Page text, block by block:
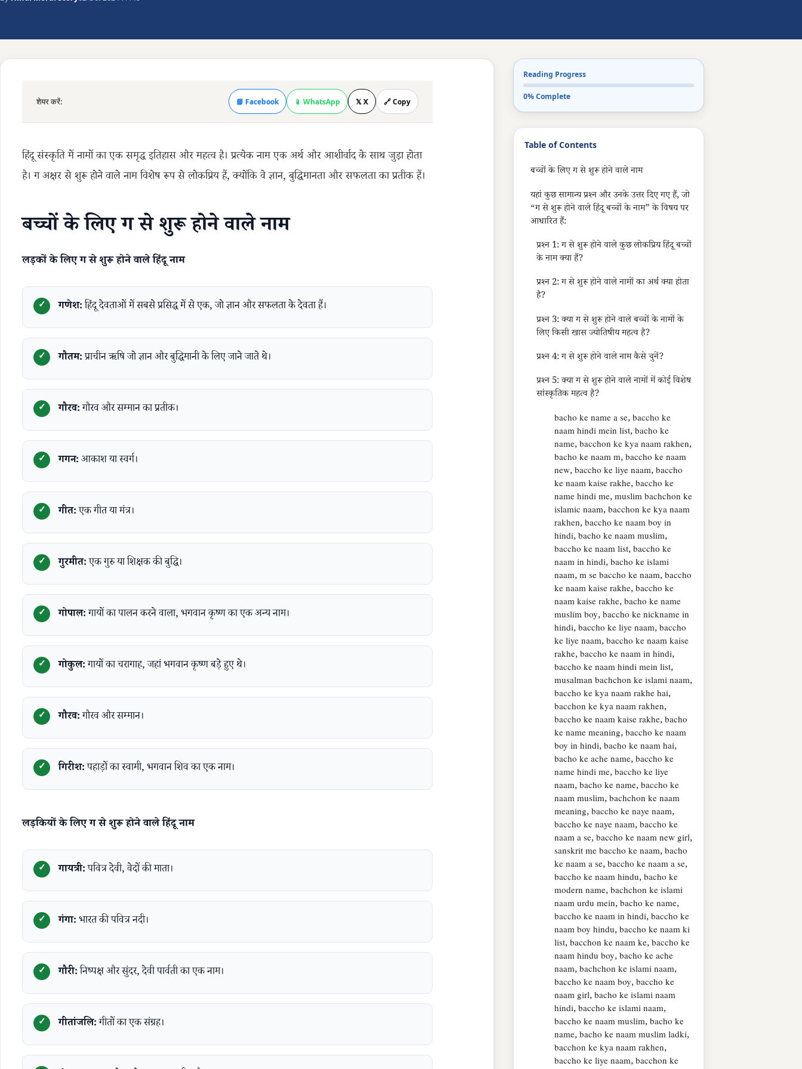
शेयर करें: 📘 Facebook 📱 WhatsApp 𝕏 X 🔗 Copy
हिंदू संस्कृति में नामों का एक समृद्ध इतिहास और महत्व है। प्रत्येक नाम एक अर्थ और आशीर्वाद के साथ जुड़ा होता
है। ग अक्षर से शुरू होने वाले नाम विशेष रूप से लोकप्रिय हैं, क्योंकि वे ज्ञान, बुद्धिमानता और सफलता का प्रतीक हैं।
बच्चों के लिए ग से शुरू होने वाले नाम
लड़कों के लिए ग से शुरू होने वाले हिंदू नाम
गणेश:हिंदू देवताओं में सबसे प्रसिद्ध में से एक, जो ज्ञान और सफलता के देवता हैं।
गौतम:प्राचीन ऋषि जो ज्ञान और बुद्धिमानी के लिए जाने जाते थे।
गौरव:गौरव और सम्मान का प्रतीक।
गगन:आकाश या स्वर्ग।
गीत:एक गीत या मंत्र।
गुरमीत:एक गुरु या शिक्षक की बुद्धि।
गोपाल:गायों का पालन करने वाला, भगवान कृष्ण का एक अन्य नाम।
गोकुल:गायों का चरागाह, जहां भगवान कृष्ण बड़े हुए थे।
गौरव:गौरव और सम्मान।
गिरीश:पहाड़ों का स्वामी, भगवान शिव का एक नाम।
लड़कियों के लिए ग से शुरू होने वाले हिंदू नाम
गायत्री:पवित्र देवी, वेदों की माता।
गंगा:भारत की पवित्र नदी।
गौरी:निष्पक्ष और सुंदर, देवी पार्वती का एक नाम।
गीतांजलि:गीतों का एक संग्रह।
Reading Progress
0% Complete
Table of Contents
बच्चों के लिए ग से शुरू होने वाले नाम
यहां कुछ सामान्य प्रश्न और उनके उत्तर दिए गए हैं, जो
“ग से शुरू होने वाले हिंदू बच्चों के नाम” के विषय पर
आधारित हैं:
प्रश्न 1: ग से शुरू होने वाले कुछ लोकप्रिय हिंदू बच्चों
के नाम क्या हैं?
प्रश्न 2: ग से शुरू होने वाले नामों का अर्थ क्या होता
है?
प्रश्न 3: क्या ग से शुरू होने वाले बच्चों के नामों के
लिए किसी खास ज्योतिषीय महत्व है?
प्रश्न 4: ग से शुरू होने वाले नाम कैसे चुनें?
प्रश्न 5: क्या ग से शुरू होने वाले नामों में कोई विशेष
सांस्कृतिक महत्व है?
bacho ke name a se, baccho ke
naam hindi mein list, bacho ke
name, bacchon ke kya naam rakhen,
bacho ke naam m, baccho ke naam
new, baccho ke liye naam, baccho
ke naam kaise rakhe, baccho ke
name hindi me, muslim bachchon ke
islamic naam, bacchon ke kya naam
rakhen, baccho ke naam boy in
hindi, bacho ke naam muslim,
baccho ke naam list, baccho ke
naam in hindi, bacho ke islami
naam, m se baccho ke naam, baccho
ke naam kaise rakhe, baccho ke
naam kaise rakhe, bacho ke name
muslim boy, baccho ke nickname in
hindi, baccho ke liye naam, baccho
ke liye naam, baccho ke naam kaise
rakhe, baccho ke naam in hindi,
baccho ke naam hindi mein list,
musalman bachchon ke islami naam,
baccho ke kya naam rakhe hai,
bacchon ke kya naam rakhen,
baccho ke naam kaise rakhe, bacho
ke name meaning, baccho ke naam
boy in hindi, bacho ke naam hai,
bacho ke ache name, baccho ke
name hindi me, baccho ke liye
naam, bacho ke name, baccho ke
naam muslim, bachchon ke naam
meaning, baccho ke naye naam,
baccho ke naye naam, baccho ke
naam a se, baccho ke naam new girl,
sanskrit me baccho ke naam, bacho
ke naam a se, baccho ke naam a se,
baccho ke naam hindu, bacho ke
modern name, bachchon ke islami
naam urdu mein, bacho ke name,
baccho ke naam in hindi, baccho ke
naam boy hindu, baccho ke naam ki
list, bacchon ke naam ke, baccho ke
naam hindu boy, bacho ke ache
naam, bachchon ke islami naam,
baccho ke naam boy, baccho ke
naam girl, bacho ke islami naam
hindi, baccho ke islami naam,
baccho ke naam muslim, bacho ke
name, bacho ke naam muslim ladki,
bacchon ke kya naam rakhen,
baccho ke liye naam, bacchon ke